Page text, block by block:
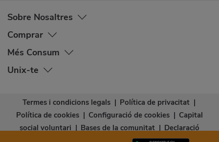
Sobre Nosaltres
Comprar
Més Consum
Unix-te
Termes i condicions legals | Política de privacitat |
Política de cookies | Configuració de cookies | Capital
social voluntari | Bases de la comunitat | Declaració